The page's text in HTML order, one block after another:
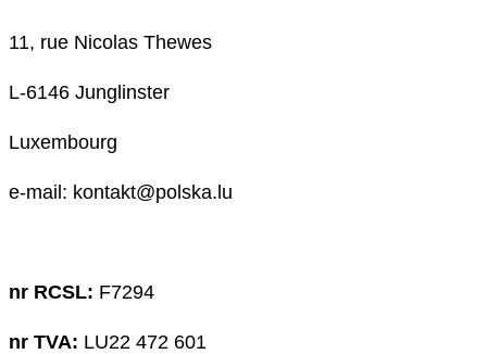
11, rue Nicolas Thewes
L-6146 Junglinster
Luxembourg
e-mail: kontakt@polska.lu
nr RCSL: F7294
nr TVA: LU22 472 601